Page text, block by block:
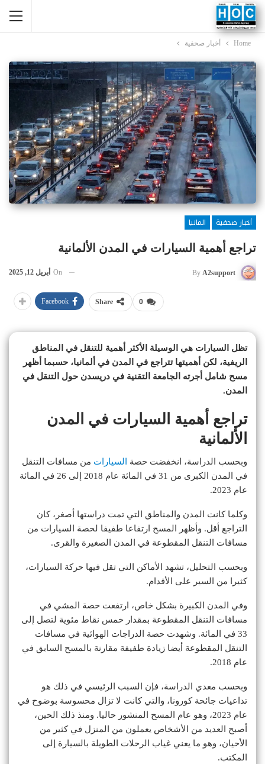
Home أخبار صحفية
أخبار صحفية
المانيا
تراجع أهمية السيارات في المدن الألمانية
By A2support
On أبريل 12, 2025
0
Share
Facebook
تظل السيارات هي الوسيلة الأكثر أهمية للتنقل في المناطق
الريفية، لكن أهميتها تتراجع في المدن في ألمانيا، حسبما أظهر
مسح شامل أجرته الجامعة التقنية في دريسدن حول التنقل في
المدن.
تراجع أهمية السيارات في المدن
الألمانية
وبحسب الدراسة، انخفضت حصة السيارات من مسافات التنقل
في المدن الكبرى من 31 في المائة عام 2018 إلى 26 في المائة
عام 2023.
وكلما كانت المدن والمناطق التي تمت دراستها أصغر، كان
التراجع أقل. وأظهر المسح ارتفاعا طفيفا لحصة السيارات من
مسافات التنقل المقطوعة في المدن الصغيرة والقرى.
وبحسب التحليل، تشهد الأماكن التي تقل فيها حركة السيارات،
كثيرا من السير على الأقدام.
وفي المدن الكبيرة بشكل خاص، ارتفعت حصة المشي في
مسافات التنقل المقطوعة بمقدار خمس نقاط مئوية لتصل إلى
33 في المائة. وشهدت حصة الدراجات الهوائية في مسافات
التنقل المقطوعة أيضا زيادة طفيفة مقارنة بالمسح السابق في
عام 2018.
وبحسب معدي الدراسة، فإن السبب الرئيسي في ذلك هو
تداعيات جائحة كورونا، والتي كانت لا تزال محسوسة بوضوح في
عام 2023، وهو عام المسح المنشور حاليا. ومنذ ذلك الحين،
أصبح العديد من الأشخاص يعملون من المنزل في كثير من
الأحيان، وهو ما يعني غياب الرحلات الطويلة بالسيارة إلى
المكتب.